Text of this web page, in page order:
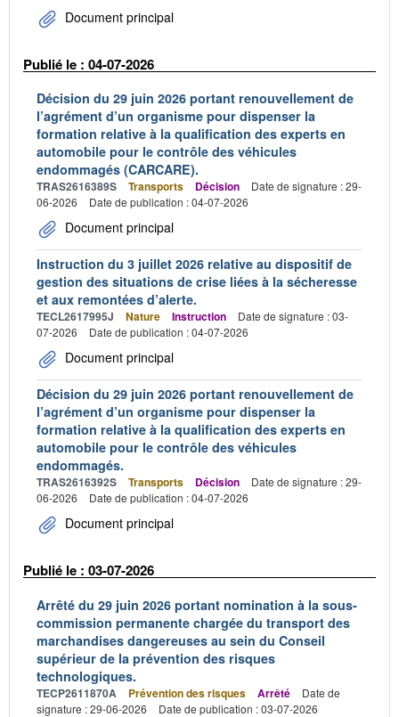
Document principal
Publié le : 04-07-2026
Décision du 29 juin 2026 portant renouvellement de
l’agrément d’un organisme pour dispenser la
formation relative à la qualification des experts en
automobile pour le contrôle des véhicules
endommagés (CARCARE).
TRAS2616389S Transports Décision
Date de signature : 29-
06-2026
Date de publication : 04-07-2026
Document principal
Instruction du 3 juillet 2026 relative au dispositif de
gestion des situations de crise liées à la sécheresse
et aux remontées d’alerte.
TECL2617995J Nature Instruction
Date de signature : 03-
07-2026
Date de publication : 04-07-2026
Document principal
Décision du 29 juin 2026 portant renouvellement de
l’agrément d’un organisme pour dispenser la
formation relative à la qualification des experts en
automobile pour le contrôle des véhicules
endommagés.
TRAS2616392S Transports Décision
Date de signature : 29-
06-2026
Date de publication : 04-07-2026
Document principal
Publié le : 03-07-2026
Arrêté du 29 juin 2026 portant nomination à la sous-
commission permanente chargée du transport des
marchandises dangereuses au sein du Conseil
supérieur de la prévention des risques
technologiques.
TECP2611870A Prévention des risques Arrêté
Date de
signature : 29-06-2026
Date de publication : 03-07-2026